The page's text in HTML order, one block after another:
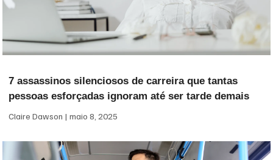
7 assassinos silenciosos de carreira que tantas
pessoas esforçadas ignoram até ser tarde demais
Claire Dawson maio 8, 2025